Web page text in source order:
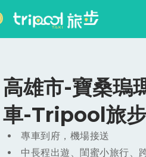
高雄市-寶桑瑦
車-Tripool旅
專車到府，機場接送
中長程出遊、閨蜜小旅行、